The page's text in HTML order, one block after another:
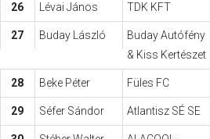
26 Lévai János TDK KFT
27 Buday László
Buday Autófény
& Kiss Kertészet
28 Beke Péter Füles FC
29 Séfer Sándor Atlantisz SÉ SE